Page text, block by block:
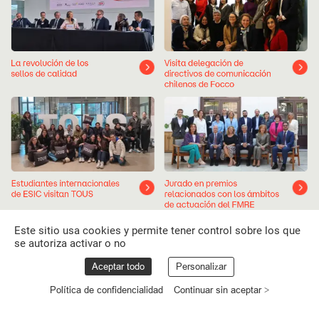
Jurado en premios
relacionados con los ámbitos
de actuación del FMRE
Estudiantes internacionales
de ESIC visitan TOUS
La revolución de los
sellos de calidad
Visita delegación de
directivos de comunicación
chilenos de Focco
Este sitio usa cookies y permite tener control sobre los que
se autoriza activar o no
Aceptar todo Personalizar
Política de confidencialidad Continuar sin aceptar >